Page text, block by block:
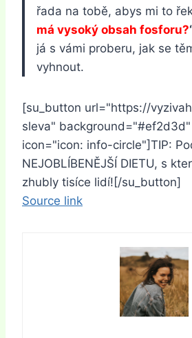
řada na tobě, abys mi to
má vysoký obsah fosforu?
já s vámi proberu, jak se
vyhnout.
[su_button url="https://
sleva"
icon="icon: info-circle"]TIP:
NEJOBLÍBENĚJŠÍ DIETU, s
zhubly tisíce lidí![/su_button]
Source link